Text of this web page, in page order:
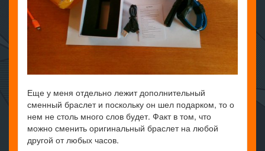
Еще у меня отдельно лежит дополнительный
сменный браслет и поскольку он шел подарком, то о
нем не столь много слов будет. Факт в том, что
можно сменить оригинальный браслет на любой
другой от любых часов.